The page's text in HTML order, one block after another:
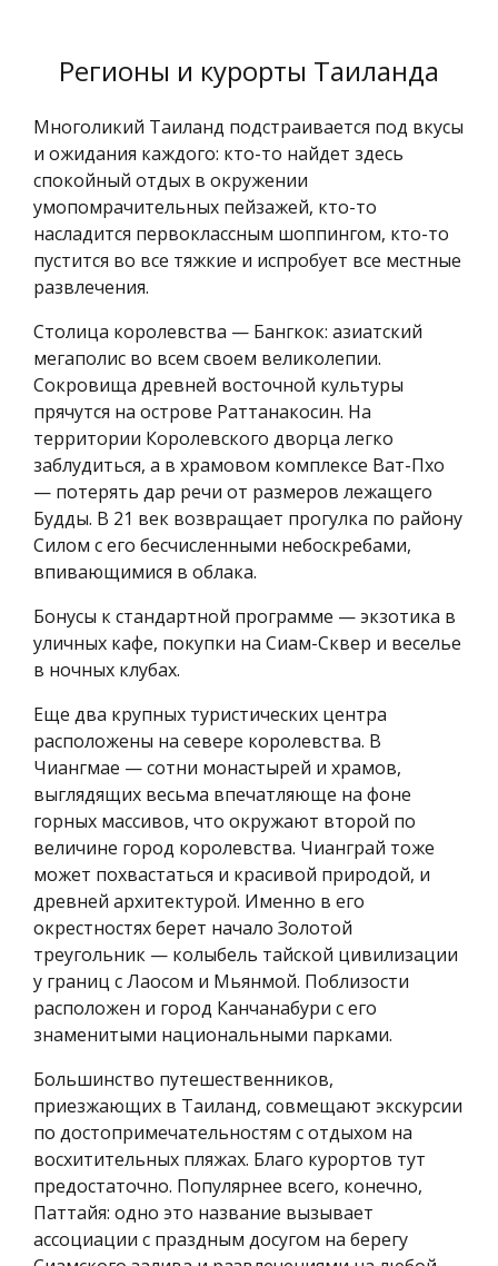
Регионы и курорты Таиланда
Многоликий Таиланд подстраивается под вкусы
и ожидания каждого: кто-то найдет здесь
спокойный отдых в окружении
умопомрачительных пейзажей, кто-то
насладится первоклассным шоппингом, кто-то
пустится во все тяжкие и испробует все местные
развлечения.
Столица королевства — Бангкок: азиатский
мегаполис во всем своем великолепии.
Сокровища древней восточной культуры
прячутся на острове Раттанакосин. На
территории Королевского дворца легко
заблудиться, а в храмовом комплексе Ват-Пхо
— потерять дар речи от размеров лежащего
Будды. В 21 век возвращает прогулка по району
Силом с его бесчисленными небоскребами,
впивающимися в облака.
Бонусы к стандартной программе — экзотика в
уличных кафе, покупки на Сиам-Сквер и веселье
в ночных клубах.
Еще два крупных туристических центра
расположены на севере королевства. В
Чиангмае — сотни монастырей и храмов,
выглядящих весьма впечатляюще на фоне
горных массивов, что окружают второй по
величине город королевства. Чианграй тоже
может похвастаться и красивой природой, и
древней архитектурой. Именно в его
окрестностях берет начало Золотой
треугольник — колыбель тайской цивилизации
у границ с Лаосом и Мьянмой. Поблизости
расположен и город Канчанабури с его
знаменитыми национальными парками.
Большинство путешественников,
приезжающих в Таиланд, совмещают экскурсии
по достопримечательностям с отдыхом на
восхитительных пляжах. Благо курортов тут
предостаточно. Популярнее всего, конечно,
Паттайя: одно это название вызывает
ассоциации с праздным досугом на берегу